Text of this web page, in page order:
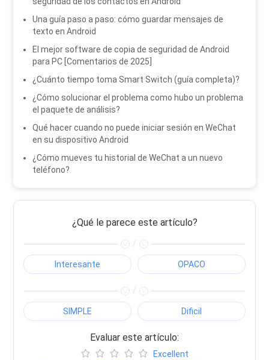
Una guía paso a paso: cómo guardar mensajes de
texto en Android
El mejor software de copia de seguridad de Android
para PC [Comentarios de 2025]
¿Cuánto tiempo toma Smart Switch (guía completa)?
¿Cómo solucionar el problema como hubo un problema
el paquete de análisis?
Qué hacer cuando no puede iniciar sesión en WeChat
en su dispositivo Android
¿Cómo mueves tu historial de WeChat a un nuevo
teléfono?
¿Qué le parece este artículo?
/
Interesante OPACO
/
SIMPLE Dificil
Evaluar este artículo:
Excellent